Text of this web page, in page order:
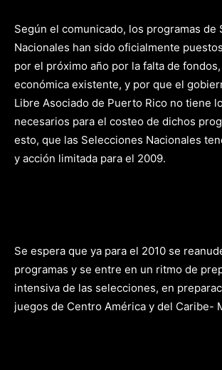
Según el comunicado, los programas de
Nacionales han sido oficialmente
por el próximo año por la falta de
económica existente, y por que el
Libre Asociado de Puerto Rico no tiene
necesarios para el costeo de dichos
esto, que las Selecciones Nacionales
y acción limitada para el 2009.
Se espera que ya para el 2010 se
programas y se entre en un ritmo de
intensiva de las selecciones, en
juegos de Centro América y del Caribe-